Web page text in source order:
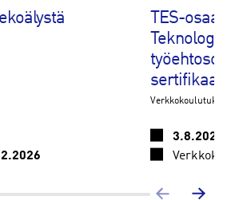
TES-
3.8.2026